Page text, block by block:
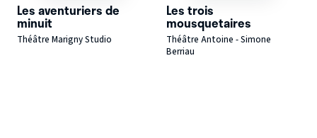
Les aventuriers de
minuit
Théâtre Marigny Studio
Les trois
mousquetaires
Théâtre Antoine - Simone
Berriau